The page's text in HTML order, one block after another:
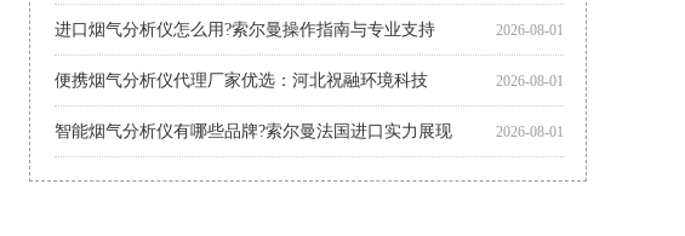
进口烟气分析仪怎么用?索尔曼操作指南与专业支持
便携烟气分析仪代理厂家优选：河北祝融环境科技
智能烟气分析仪有哪些品牌?索尔曼法国进口实力展现